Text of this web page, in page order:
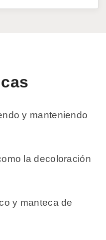
y manteniendo
la decoloración
y manteca de